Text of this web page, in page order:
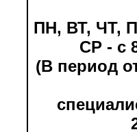
ПН, ВТ, ЧТ,
СР - с
(В период